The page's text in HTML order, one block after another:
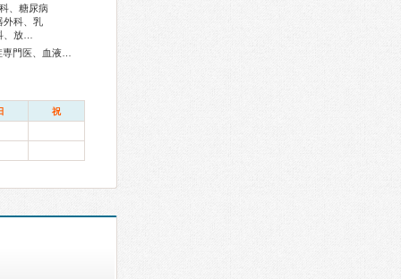
、糖尿病
外科、乳
、放…
祝